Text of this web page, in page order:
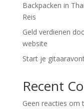
Backpacken in
Reis
Geld verdienen
website
Start je
Recent
Geen reacties om